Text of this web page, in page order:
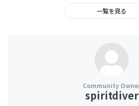
一覧を見る
spiritdiver